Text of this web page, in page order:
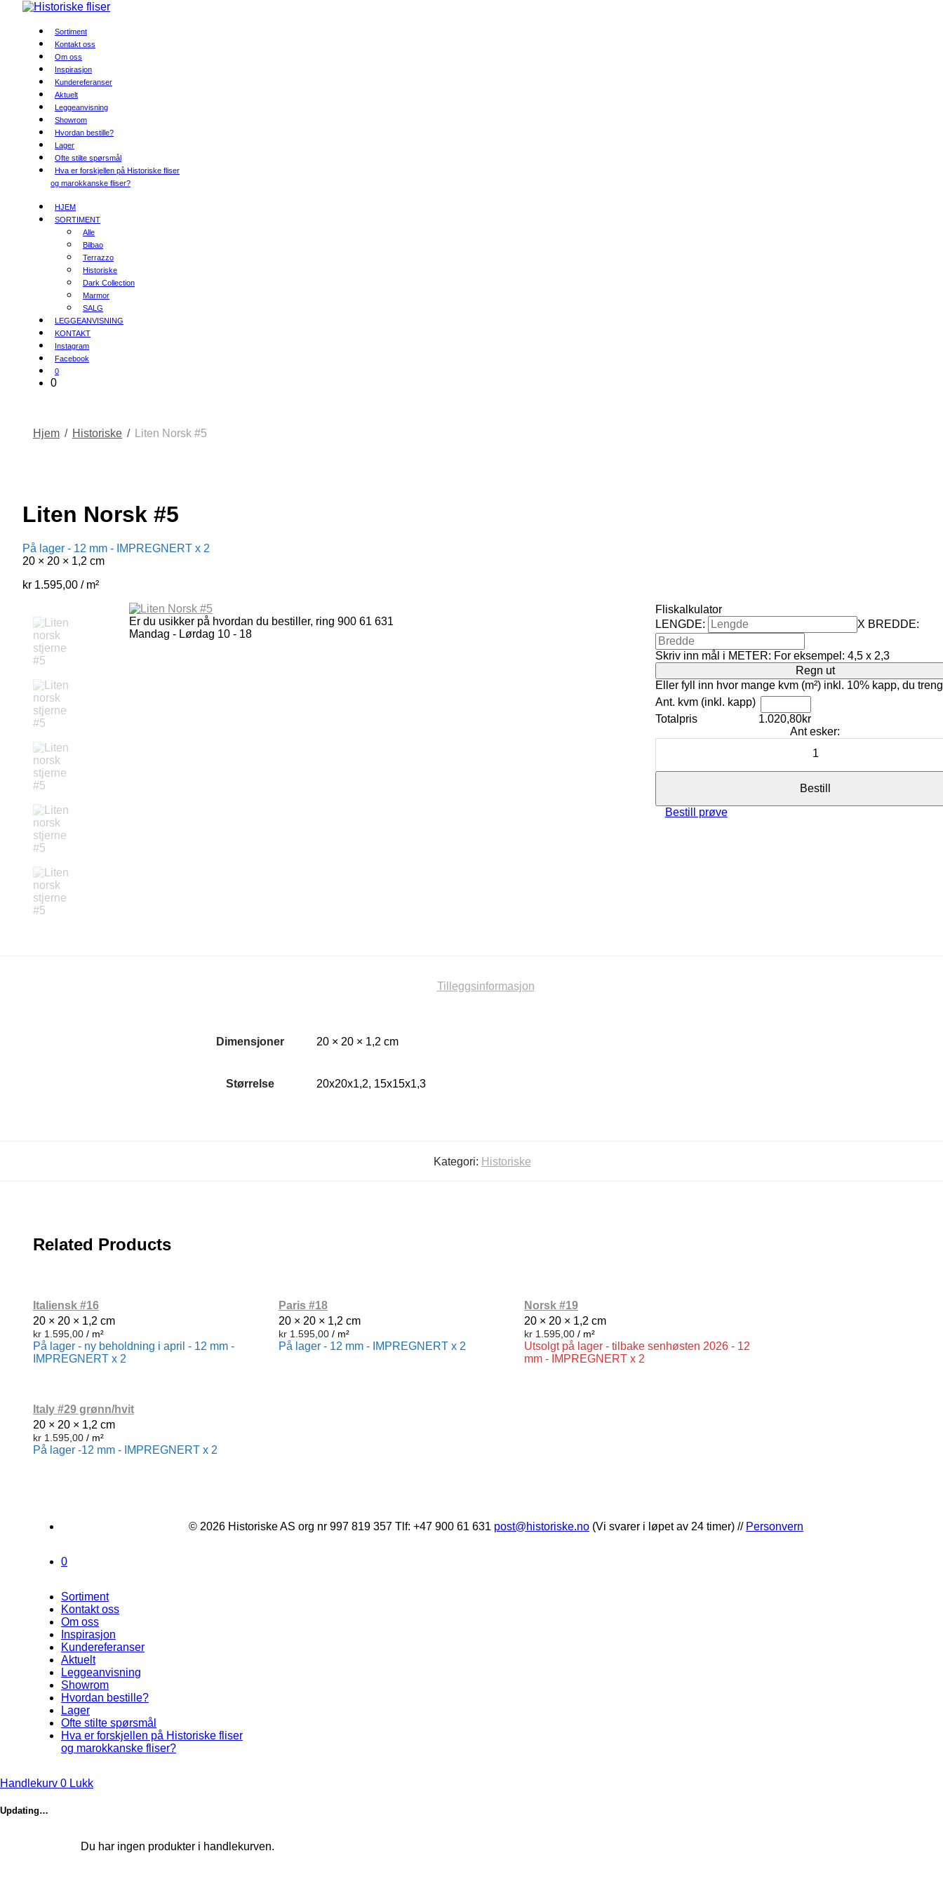
Sortiment
Kontakt oss
Om oss
Inspirasjon
Kundereferanser
Aktuelt
Leggeanvisning
Showrom
Hvordan bestille?
Lager
Ofte stilte spørsmål
Hva er forskjellen på Historiske fliser
og marokkanske fliser?
HJEM
SORTIMENT
Alle
Bilbao
Terrazzo
Historiske
Dark Collection
Marmor
SALG
LEGGEANVISNING
KONTAKT
Instagram
Facebook
0
0
Hjem / Historiske / Liten Norsk #5
Liten Norsk #5
På lager - 12 mm - IMPREGNERT x 2
20 × 20 × 1,2 cm
kr 1.595,00 / m²
Er du usikker på hvordan du bestiller, ring 900 61 631
Mandag - Lørdag 10 - 18
Fliskalkulator
LENGDE:
X BREDDE:
Skriv inn mål i METER: For eksempel: 4,5 x 2,3
Eller fyll inn hvor mange kvm (m²) inkl. 10% kapp, du
Ant. kvm (inkl. kapp)
Totalpris
kr
1.020,80
Ant esker:
Bestill
Bestill prøve
Tilleggsinformasjon
Dimensjoner 20 × 20 × 1,2 cm
Størrelse 20x20x1,2, 15x15x1,3
Kategori: Historiske
Related Products
Italiensk #16
20 × 20 × 1,2 cm
kr 1.595,00 / m²
På lager - ny beholdning i april - 12 mm -
IMPREGNERT x 2
Paris #18
20 × 20 × 1,2 cm
kr 1.595,00 / m²
På lager - 12 mm - IMPREGNERT x 2
Norsk #19
20 × 20 × 1,2 cm
kr 1.595,00 / m²
Utsolgt på lager - tilbake senhøsten 2026 - 12
mm - IMPREGNERT x 2
Italy #29 grønn/hvit
20 × 20 × 1,2 cm
kr 1.595,00 / m²
På lager -12 mm - IMPREGNERT x 2
© 2026 Historiske AS org nr 997 819 357 Tlf: +47 900 61 631 post@historiske.no (Vi svarer i løpet av 24 timer) // Personvern
0
Sortiment
Kontakt oss
Om oss
Inspirasjon
Kundereferanser
Aktuelt
Leggeanvisning
Showrom
Hvordan bestille?
Lager
Ofte stilte spørsmål
Hva er forskjellen på Historiske fliser
og marokkanske fliser?
Handlekurv 0 Lukk
Updating…
Du har ingen produkter i handlekurven.